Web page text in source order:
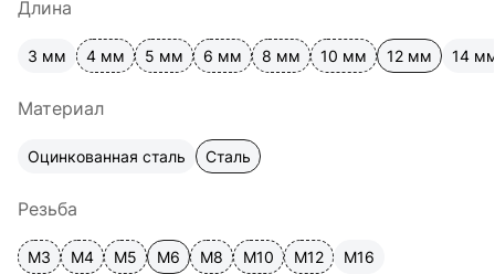
Длина
3 мм 4 мм 5 мм 6 мм 8 мм 10 мм 12 мм 14
Материал
Оцинкованная сталь Сталь
Резьба
М3 М4 М5 М6 М8 М10 М12 М16